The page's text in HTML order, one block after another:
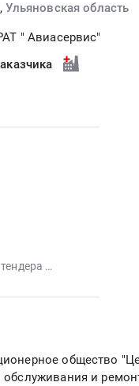
,Ульяновская область
" Авиасервис"
223-ФЗ ЕИС. Ссылка на сайт размещения тендера #30563303674.doc
общество
обслуживания и